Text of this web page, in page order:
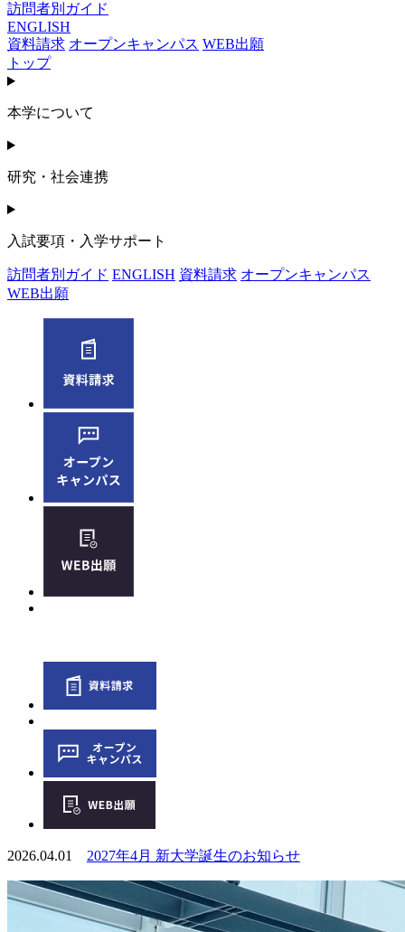
訪問者別ガイド
ENGLISH
資料請求 オープンキャンパス WEB出願
トップ
本学について
研究・社会連携
入試要項・入学サポート
訪問者別ガイド ENGLISH 資料請求 オープンキャンパス
WEB出願
2026.04.01 2027年4月 新大学誕生のお知らせ